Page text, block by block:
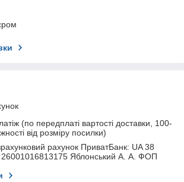
(по передплаті вартості доставки, 100-
від розміру посилки)
рахунок ПриватБанк: UA 38
Яблонський А. А. ФОП